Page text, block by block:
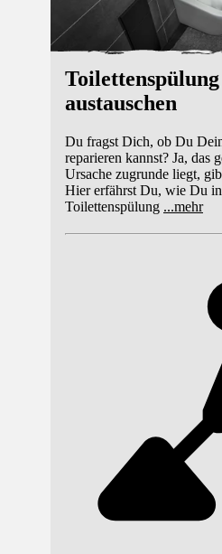
austauschen
Du fragst Dich, ob Du
reparieren kannst? Ja, das
Ursache zugrunde liegt,
Hier erfährst Du, wie Du
Toilettenspülung ...mehr